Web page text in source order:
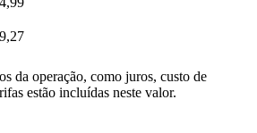
da operação, como juros, custo de
estão incluídas neste valor.